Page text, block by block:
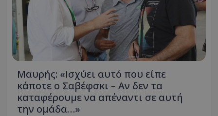
Μαυρής: «Ισχύει αυτό που είπε
κάποτε ο Σαβέφσκι – Αν δεν τα
καταφέρουμε να απέναντι σε αυτή
την ομάδα…»